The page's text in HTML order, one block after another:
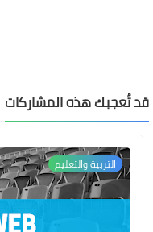
قد تُعجبك هذه المشاركات
التربية والتعليم